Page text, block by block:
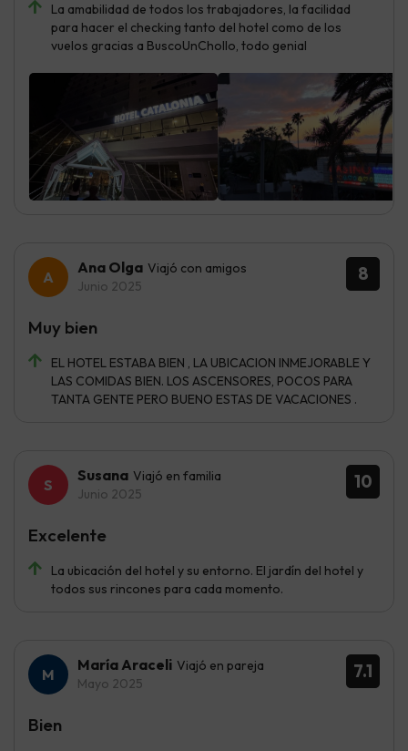
La amabilidad de todos los trabajadores, la facilidad
para hacer el checking tanto del hotel como de los
vuelos gracias a BuscoUnChollo, todo genial
8
Ana Olga Viajó con amigos
Junio 2025
EL HOTEL ESTABA BIEN , LA UBICACION INMEJORABLE Y
LAS COMIDAS BIEN. LOS ASCENSORES, POCOS PARA
TANTA GENTE PERO BUENO ESTAS DE VACACIONES .
Muy bien
10
Susana Viajó en familia
Junio 2025
La ubicación del hotel y su entorno. El jardín del hotel y
todos sus rincones para cada momento.
Excelente
7.1
María Araceli Viajó en pareja
Mayo 2025
Bien